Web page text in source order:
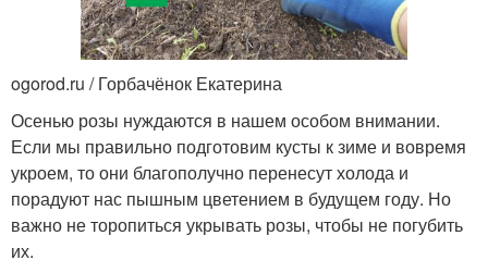
ogorod.ru / Горбачёнок Екатерина
Осенью розы нуждаются в нашем особом внимании.
Если мы правильно подготовим кусты к зиме и вовремя
укроем, то они благополучно перенесут холода и
порадуют нас пышным цветением в будущем году. Но
важно не торопиться укрывать розы, чтобы не погубить
их.